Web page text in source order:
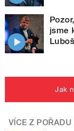
jsme
Jak
VÍCE Z POŘADU